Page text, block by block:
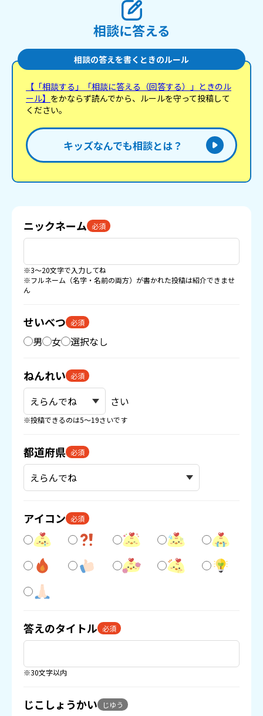
相談に答える
相談の答えを書くときのルール
【「相談する」「相談に答える（回答する）」ときのル
ール】 をかならず読んでから、ルールを守って投稿して
ください。
キッズなんでも相談とは？
ニックネーム 必須
※3〜20文字で入力してね
※フルネーム（名字・名前の両方）が書かれた投稿は紹介できませ
ん
せいべつ 必須
男 女 選択なし
ねんれい 必須
さい
※投稿できるのは5〜19さいです
都道府県 必須
アイコン 必須
答えのタイトル 必須
※30文字以内
じこしょうかい じゆう